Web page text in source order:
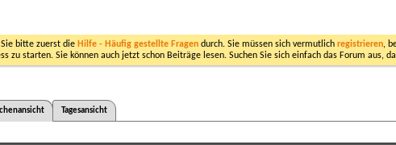
bitte zuerst die Hilfe - Häufig gestellte Fragen durch. Sie müssen sich vermutlich registrieren,
zu starten. Sie können auch jetzt schon Beiträge lesen. Suchen Sie sich einfach das Forum aus,
Tagesansicht